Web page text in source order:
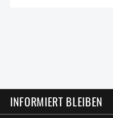
INFORMIERT BLEIBEN